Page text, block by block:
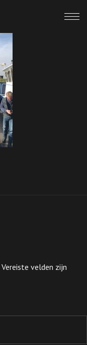
Vereiste velden zijn